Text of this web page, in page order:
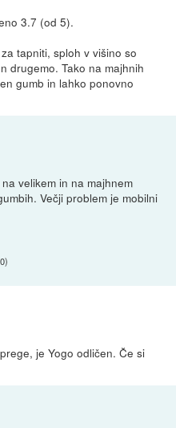
3.7 (od 5).
tapniti, sploh v višino so
drugemo. Tako na majhnih
gumb in lahko ponovno
velikem in na majhnem
Večji problem je mobilni
)
je Yogo odličen. Če si